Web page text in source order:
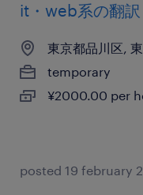
it・web系の翻訳
東京都品川区,
temporary
¥2000.00 per
posted 19 february